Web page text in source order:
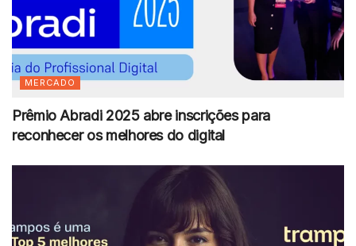
MERCADO
Prêmio Abradi 2025 abre inscrições para
reconhecer os melhores do digital